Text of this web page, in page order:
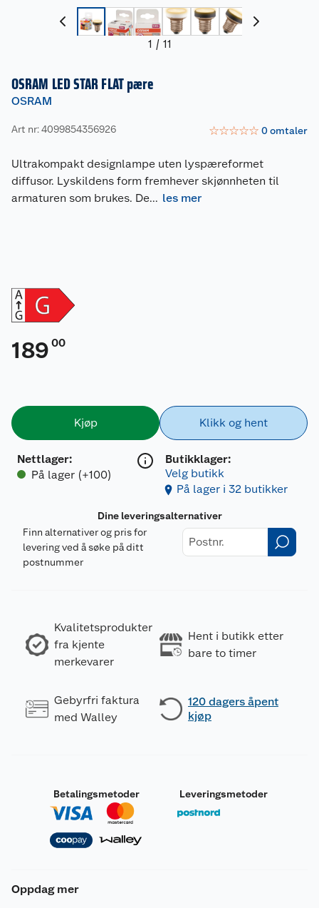
1 / 11
OSRAM LED STAR FLAT pære
OSRAM
Art nr: 4099854356926 ☆☆☆☆☆ 0omtaler
Ultrakompakt designlampe uten lyspæreformet
diffusor. Lyskildens form fremhever skjønnheten til
armaturen som brukes. De... les mer
189 00
Kjøp
Nettlager:
På lager (+100)
Klikk og hent
Butikklager:
Velg butikk
På lager i 32 butikker
Dine leveringsalternativer
Finn alternativer og pris for
levering ved å søke på ditt
postnummer
Kvalitetsprodukter
fra kjente
merkevarer
Hent i butikk etter
bare to timer
Gebyrfri faktura
med Walley
120 dagers åpent
kjøp
Betalingsmetoder Leveringsmetoder
Oppdag mer